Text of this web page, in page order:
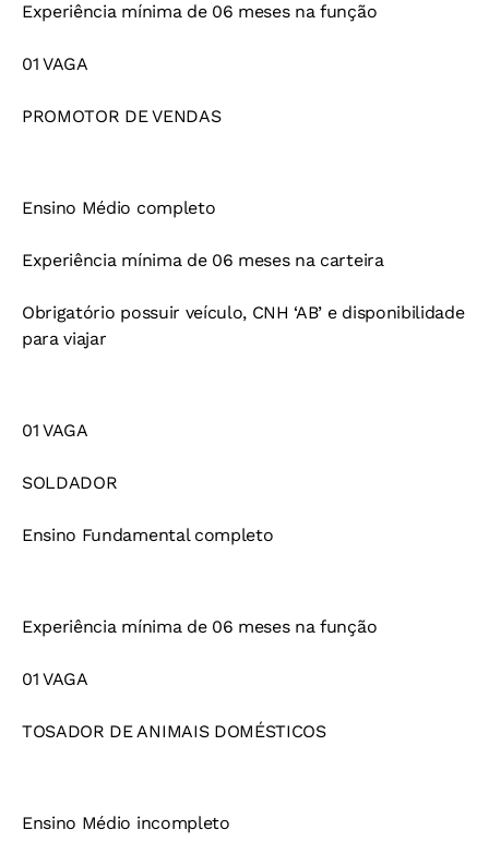
Experiência mínima de 06 meses na função
01 VAGA
PROMOTOR DE VENDAS
Ensino Médio completo
Experiência mínima de 06 meses na carteira
Obrigatório possuir veículo, CNH ‘AB’ e disponibilidade
para viajar
01 VAGA
SOLDADOR
Ensino Fundamental completo
Experiência mínima de 06 meses na função
01 VAGA
TOSADOR DE ANIMAIS DOMÉSTICOS
Ensino Médio incompleto